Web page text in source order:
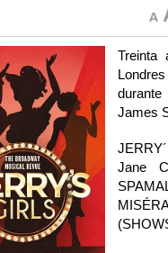
Treinta
James
Jane